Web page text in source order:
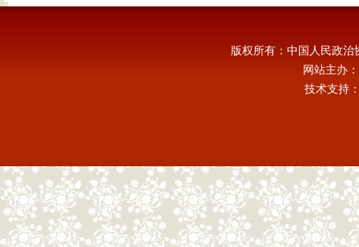
版权所有：中国人民政
网站主办
技术支持